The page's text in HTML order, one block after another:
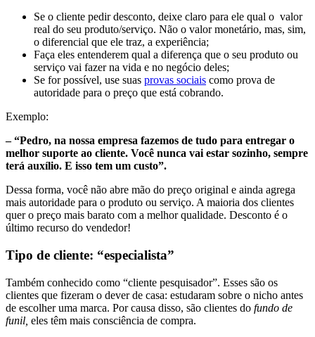
Se o cliente pedir desconto, deixe claro para ele qual o valor
real do seu produto/serviço. Não o valor monetário, mas, sim,
o diferencial que ele traz, a experiência;
Faça eles entenderem qual a diferença que o seu produto ou
serviço vai fazer na vida e no negócio deles;
Se for possível, use suas provas sociais como prova de
autoridade para o preço que está cobrando.
Exemplo:
– “Pedro, na nossa empresa fazemos de tudo para entregar o
melhor suporte ao cliente. Você nunca vai estar sozinho, sempre
terá auxílio. E isso tem um custo”.
Dessa forma, você não abre mão do preço original e ainda agrega
mais autoridade para o produto ou serviço. A maioria dos clientes
quer o preço mais barato com a melhor qualidade. Desconto é o
último recurso do vendedor!
Tipo de cliente: “especialista”
Também conhecido como “cliente pesquisador”. Esses são os
clientes que fizeram o dever de casa: estudaram sobre o nicho antes
de escolher uma marca. Por causa disso, são clientes do fundo de
funil, eles têm mais consciência de compra.